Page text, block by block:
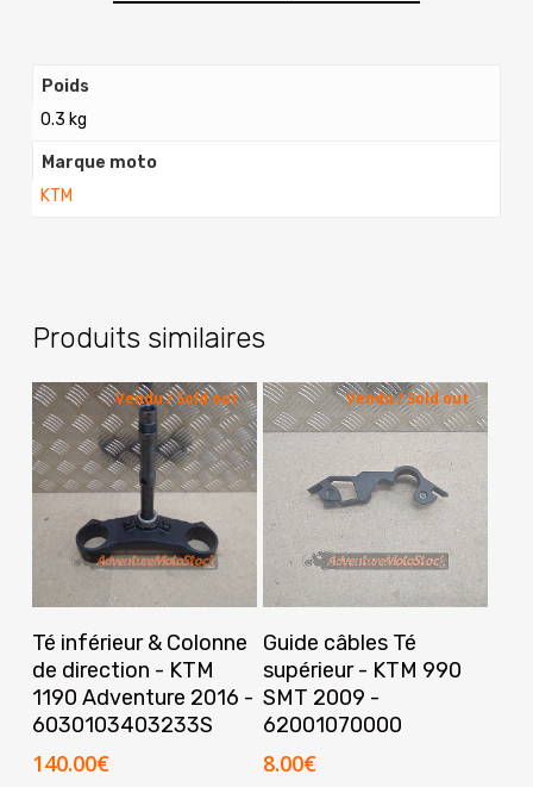
Poids
0.3 kg
Marque moto
KTM
Produits similaires
Vendu / Sold out
Lire La Suite
Té inférieur & Colonne
de direction - KTM
1190 Adventure 2016 -
6030103403233S
140.00€
Vendu / Sold out
Lire La Suite
Guide câbles Té
supérieur - KTM 990
SMT 2009 -
62001070000
8.00€